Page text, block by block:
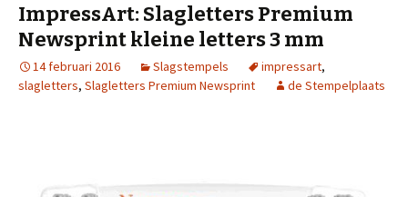
ImpressArt: Slagletters Premium
Newsprint kleine letters 3 mm
14 februari 2016 Slagstempels impressart,
slagletters, Slagletters Premium Newsprint de Stempelplaats